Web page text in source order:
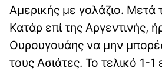
Αμερικής με γαλάζιο. Μετά
Κατάρ επί της Αργεντινής,
Ουρουγουάης να μην
τους Ασιάτες. Το τελικό 1-1